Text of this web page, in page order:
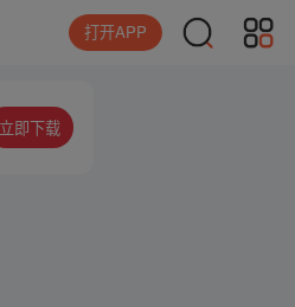
打开APP
立即下载